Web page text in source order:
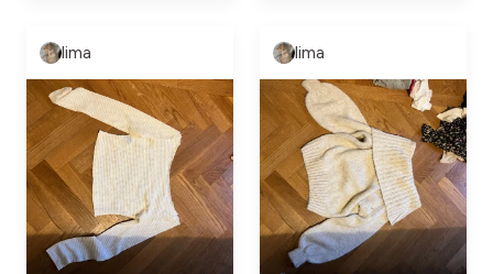
lima lima